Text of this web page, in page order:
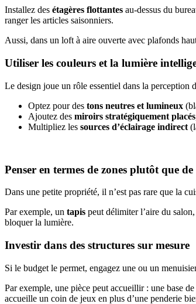
Installez des étagères flottantes au-dessus du
ranger les articles saisonniers.
Aussi, dans un loft à aire ouverte avec plafonds
Utiliser les couleurs et la lumière
Le design joue un rôle essentiel dans la perception
Optez pour des tons neutres et lumineux
Ajoutez des miroirs stratégiquement placés
Multipliez les sources d’éclairage indirect
Penser en termes de zones plutôt que de
Dans une petite propriété, il n’est pas rare que la
Par exemple, un tapis peut délimiter l’aire du
bloquer la lumière.
Investir dans des structures sur mesure
Si le budget le permet, engagez une ou un
Par exemple, une pièce peut accueillir : une base
accueille un coin de jeux en plus d’une penderie